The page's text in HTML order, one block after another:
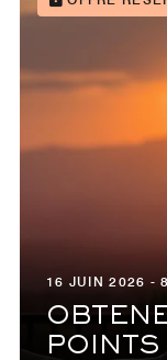
16 JUIN 2026 -